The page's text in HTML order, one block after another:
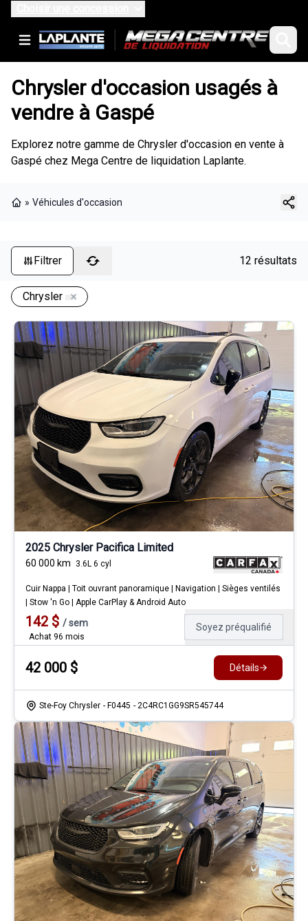
Chrysler d'occasion usagés à
vendre à Gaspé
Explorez notre gamme de Chrysler d'occasion en vente à
Gaspé chez Mega Centre de liquidation Laplante.
» Véhicules d'occasion
Filtrer 12 résultats
Chrysler
2025 Chrysler Pacifica Limited
60 000 km 3.6L 6 cyl
Cuir Nappa | Toit ouvrant panoramique | Navigation | Sièges ventilés
| Stow 'n Go | Apple CarPlay & Android Auto
142 $ /sem
Achat 96 mois
Soyez préqualifié
42 000 $ Détails
Ste-Foy Chrysler - F0445 - 2C4RC1GG9SR545744